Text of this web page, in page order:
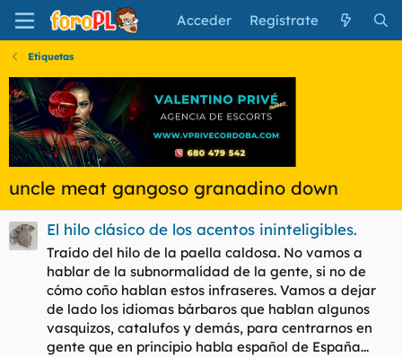
Acceder Regístrate
Etiquetas
uncle meat gangoso granadino down
El hilo clásico de los acentos ininteligibles.
Traído del hilo de la paella caldosa. No vamos a
hablar de la subnormalidad de la gente, si no de
cómo coño hablan estos infraseres. Vamos a dejar
de lado los idiomas bárbaros que hablan algunos
vasquizos, catalufos y demás, para centrarnos en
gente que en principio habla español de España...